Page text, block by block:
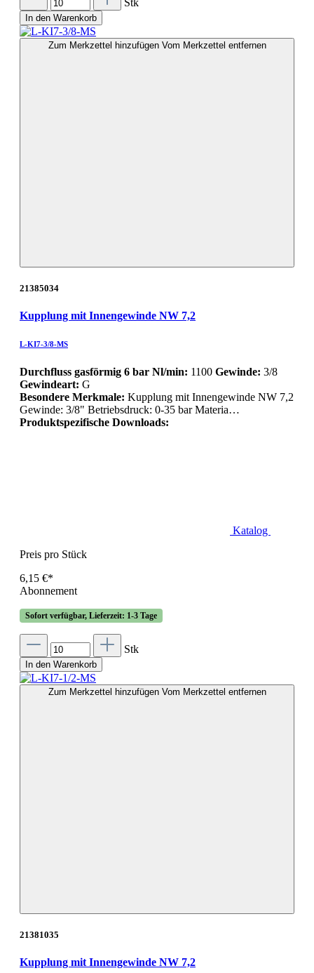
In den Warenkorb
Zum Merkzettel hinzufügen Vom Merkzettel entfernen
21385034
Kupplung mit Innengewinde NW 7,2
L-KI7-3/8-MS
Durchfluss gasförmig 6 bar Nl/min: 1100 Gewinde: 3/8
Gewindeart: G
Besondere Merkmale: Kupplung mit Innengewinde NW 7,2
Gewinde: 3/8" Betriebsdruck: 0-35 bar Materia…
Produktspezifische Downloads:
Katalog
Preis pro Stück
6,15 €*
Abonnement
Sofort verfügbar, Lieferzeit: 1-3 Tage
Stk
In den Warenkorb
Zum Merkzettel hinzufügen Vom Merkzettel entfernen
21381035
Kupplung mit Innengewinde NW 7,2